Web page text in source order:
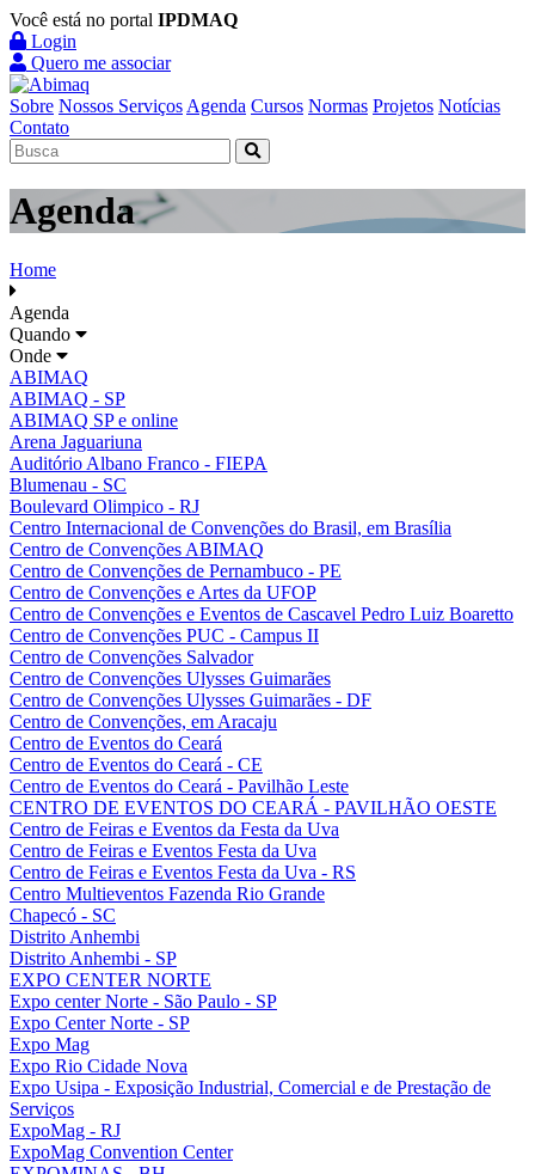
Você está no portal IPDMAQ
Login
Quero me associar
Sobre Nossos Serviços Agenda Cursos Normas Projetos Notícias
Contato
Agenda
Home
Agenda
Quando
Onde
ABIMAQ
ABIMAQ - SP
ABIMAQ SP e online
Arena Jaguariuna
Auditório Albano Franco - FIEPA
Blumenau - SC
Boulevard Olimpico - RJ
Centro Internacional de Convenções do Brasil, em Brasília
Centro de Convenções ABIMAQ
Centro de Convenções de Pernambuco - PE
Centro de Convenções e Artes da UFOP
Centro de Convenções e Eventos de Cascavel Pedro Luiz Boaretto
Centro de Convenções PUC - Campus II
Centro de Convenções Salvador
Centro de Convenções Ulysses Guimarães
Centro de Convenções Ulysses Guimarães - DF
Centro de Convenções, em Aracaju
Centro de Eventos do Ceará
Centro de Eventos do Ceará - CE
Centro de Eventos do Ceará - Pavilhão Leste
CENTRO DE EVENTOS DO CEARÁ - PAVILHÃO OESTE
Centro de Feiras e Eventos da Festa da Uva
Centro de Feiras e Eventos Festa da Uva
Centro de Feiras e Eventos Festa da Uva - RS
Centro Multieventos Fazenda Rio Grande
Chapecó - SC
Distrito Anhembi
Distrito Anhembi - SP
EXPO CENTER NORTE
Expo center Norte - São Paulo - SP
Expo Center Norte - SP
Expo Mag
Expo Rio Cidade Nova
Expo Usipa - Exposição Industrial, Comercial e de Prestação de
Serviços
ExpoMag - RJ
ExpoMag Convention Center